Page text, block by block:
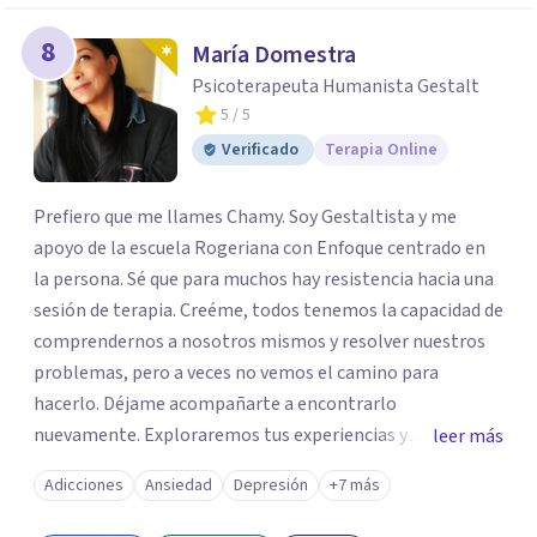
8 María Domestra
Psicoterapeuta Humanista Gestalt
5 / 5
Verificado
Terapia Online
Prefiero que me llames Chamy. Soy Gestaltista y me
apoyo de la escuela Rogeriana con Enfoque centrado en
la persona. Sé que para muchos hay resistencia hacia una
sesión de terapia. Creéme, todos tenemos la capacidad de
comprendernos a nosotros mismos y resolver nuestros
problemas, pero a veces no vemos el camino para
hacerlo. Déjame acompañarte a encontrarlo
nuevamente. Exploraremos tus experiencias y
emociones; encontrar en la novedad otra forma de
responder a ellas y enfrentarlas hoy es a lo que te invito.
Reinventarse es una opción. La relación que
leer más
Adicciones Ansiedad Depresión +7 más